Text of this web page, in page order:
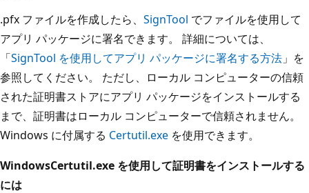
.pfx ファイルを作成したら、 SignTool でファイルを使用して
アプリ パッケージに署名できます。 詳細については、
「SignTool を使用してアプリ パッケージに署名する方法 」を
参照してください。 ただし、ローカル コンピューターの信頼
された証明書ストアにアプリ パッケージをインストールする
まで、証明書はローカル コンピューターで信頼されません。
Windows に付属する Certutil.exe を使用できます。
WindowsCertutil.exe を使用して証明書をインストールする
には